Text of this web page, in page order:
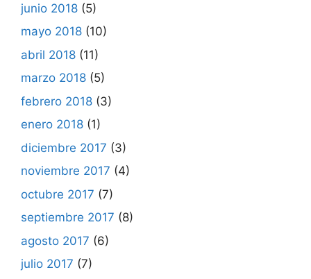
junio 2018 (5)
mayo 2018 (10)
abril 2018 (11)
marzo 2018 (5)
febrero 2018 (3)
enero 2018 (1)
diciembre 2017 (3)
noviembre 2017 (4)
octubre 2017 (7)
septiembre 2017 (8)
agosto 2017 (6)
julio 2017 (7)